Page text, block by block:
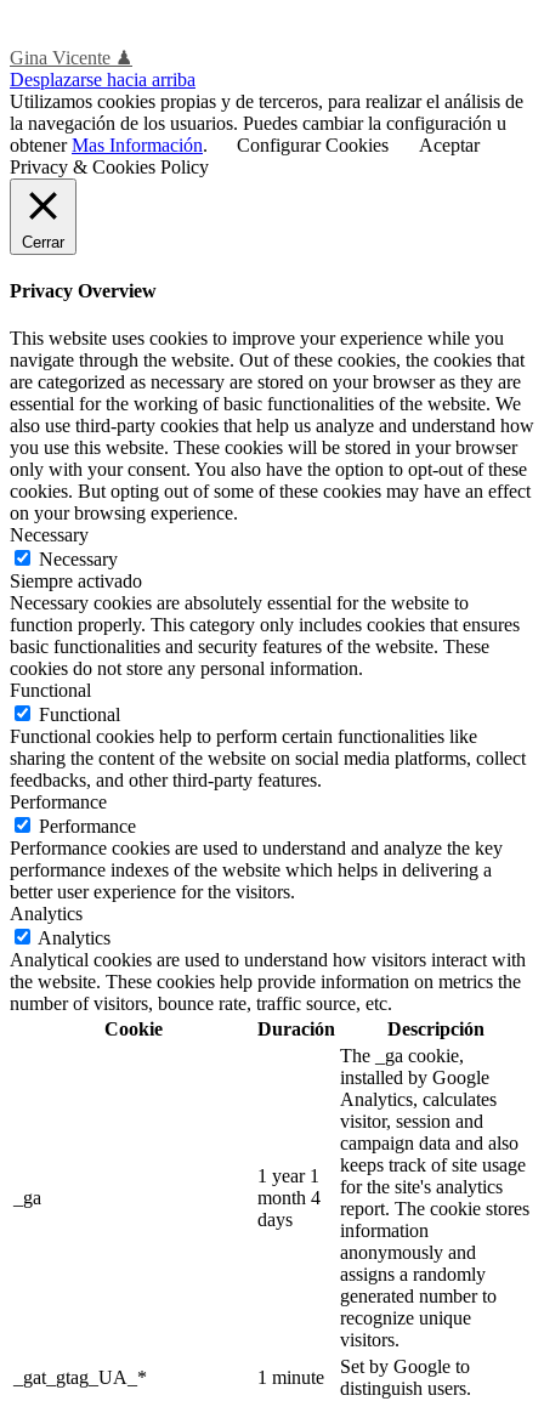
Gina Vicente ♟
Desplazarse hacia arriba
Utilizamos cookies propias y de terceros, para realizar el análisis de
la navegación de los usuarios. Puedes cambiar la configuración u
obtenerMas Información. Configurar Cookies
Aceptar
Privacy & Cookies Policy
Cerrar
Privacy Overview
This website uses cookies to improve your experience while you
navigate through the website. Out of these cookies, the cookies that
are categorized as necessary are stored on your browser as they are
essential for the working of basic functionalities of the website. We
also use third-party cookies that help us analyze and understand how
you use this website. These cookies will be stored in your browser
only with your consent. You also have the option to opt-out of these
cookies. But opting out of some of these cookies may have an effect
on your browsing experience.
Necessary
Necessary
Siempre activado
Necessary cookies are absolutely essential for the website to
function properly. This category only includes cookies that ensures
basic functionalities and security features of the website. These
cookies do not store any personal information.
Functional
Functional
Functional cookies help to perform certain functionalities like
sharing the content of the website on social media platforms, collect
feedbacks, and other third-party features.
Performance
Performance
Performance cookies are used to understand and analyze the key
performance indexes of the website which helps in delivering a
better user experience for the visitors.
Analytics
Analytics
Analytical cookies are used to understand how visitors interact with
the website. These cookies help provide information on metrics the
number of visitors, bounce rate, traffic source, etc.
Cookie
Duración Descripción
_ga
1 year 1
month 4
days
The _ga cookie,
installed by Google
Analytics, calculates
visitor, session and
campaign data and also
keeps track of site usage
for the site's analytics
report. The cookie stores
information
anonymously and
assigns a randomly
generated number to
recognize unique
visitors.
_gat_gtag_UA_*
1 minute
Set by Google to
distinguish users.